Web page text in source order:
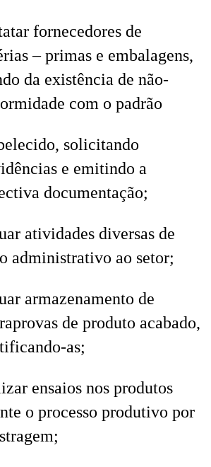
fornecedores de
– primas e embalagens,
da existência de não-
com o padrão
solicitando
e emitindo a
documentação;
atividades diversas de
administrativo ao setor;
armazenamento de
de produto acabado,
as;
ensaios nos produtos
o processo produtivo por